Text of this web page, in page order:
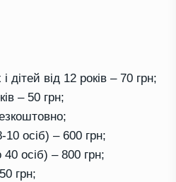
дітей від 12 років – 70 грн;
– 50 грн;
10 осіб) – 600 грн;
40 осіб) – 800 грн;
грн;